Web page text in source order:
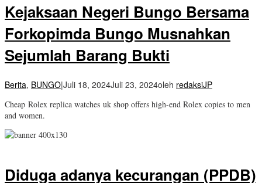
Kejaksaan Negeri Bungo Bersama
Forkopimda Bungo Musnahkan
Sejumlah Barang Bukti
Berita, BUNGO|Juli 18, 2024Juli 23, 2024oleh redaksiJP
Cheap Rolex replica watches uk shop offers high-end Rolex copies to men
and women.
Diduga adanya kecurangan (PPDB)